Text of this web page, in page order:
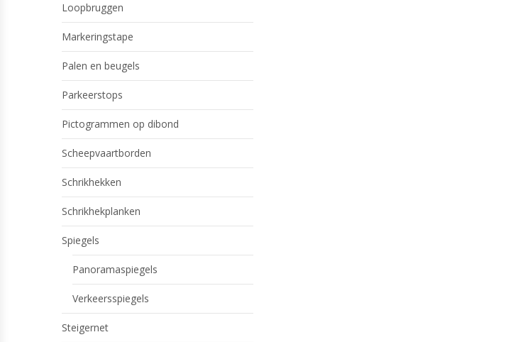
Loopbruggen
Markeringstape
Palen en beugels
Parkeerstops
Pictogrammen op dibond
Scheepvaartborden
Schrikhekken
Schrikhekplanken
Spiegels
Panoramaspiegels
Verkeersspiegels
Steigernet